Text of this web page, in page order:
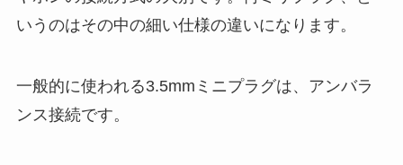
いうのはその中の細い仕様の違いになります。
一般的に使われる3.5mmミニプラグは、アンバラ
ンス接続です。